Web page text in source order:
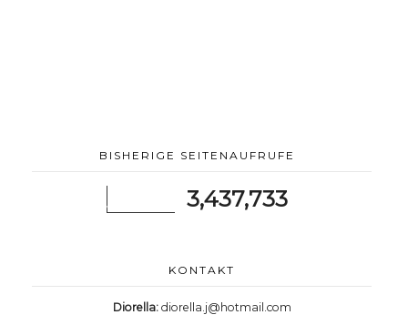
BISHERIGE SEITENAUFRUFE
3,437,733
KONTAKT
Diorella: diorella.j@hotmail.com